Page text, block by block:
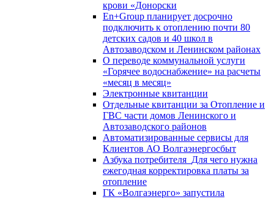
крови «Донорски
En+Group планирует досрочно
подключить к отоплению почти 80
детских садов и 40 школ в
Автозаводском и Ленинском районах
О переводе коммунальной услуги
«Горячее водоснабжение» на расчеты
«месяц в месяц»
Электронные квитанции
Отдельные квитанции за Отопление и
ГВС части домов Ленинского и
Автозаводского районов
Автоматизированные сервисы для
Клиентов АО Волгаэнергосбыт
Азбука потребителя_Для чего нужна
ежегодная корректировка платы за
отопление
ГК «Волгаэнерго» запустила